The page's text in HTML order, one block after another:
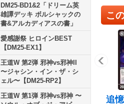
DM25-BD1&2「ドリーム英
雄譚デッキ ボルシャックの
書&アルカディアスの書」
愛感謝祭 ヒロインBEST
【DM25-EX1】
王道W 第2弾 邪神vs邪神II
〜ジャシン・イン・ザ・シ
ェル〜【DM25-RP2】
王道W 第1弾 邪神vs邪神 〜
こ
追